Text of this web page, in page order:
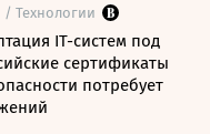
/ Технологии
IT-систем под
сертификаты
потребует